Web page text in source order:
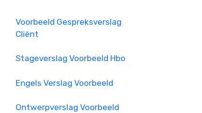
Voorbeeld Gespreksverslag
Cliënt
Stageverslag Voorbeeld Hbo
Engels Verslag Voorbeeld
Ontwerpverslag Voorbeeld